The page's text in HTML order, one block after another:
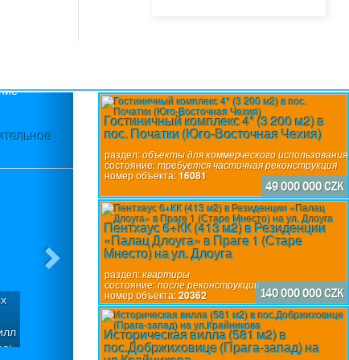
Современная вилла 6+КК (296 м2) в
запад)
раздел:частные дома или виллы
Современная семейная вилла 6+КК (296,1 м2)
ул.Тулипанова (Прага-запад). Объект
с террасой (232,3 м2), построенную на участке
застройки – 421 м2, площадь сада – 1182 м2.
Гостиничный комплекс 4* (3 200 м2) в
пос. Початки (Юго-Восточная Чехия)
раздел:объекты для коммерческого использования
состояние:требуется частичная реконструкция
номер объекта:16081
49 000 000 CZK
Пентхаус 6+КК (413 м2) в Резиденции
«Палац Длоуга» в Праге 1 (Старе
Мнесто) на ул. Длоуга
раздел:квартиры
состояние:после реконструкции
номер объекта:20362 140 000 000 CZK
Историческая вилла (581 м2) в
пос.Добржиховице (Прага-запад) на